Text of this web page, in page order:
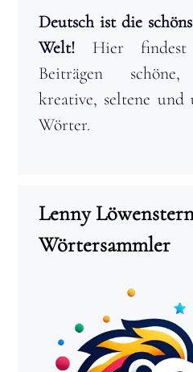
Deutsch ist die
Welt! Hier
Beiträgen schöne,
kreative, seltene und
Wörter.
Lenny
Wörtersammler